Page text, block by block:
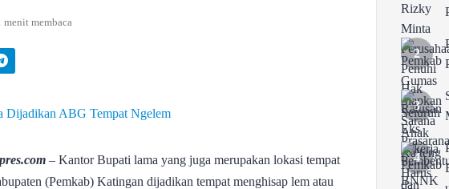
menit membaca
– Kantor Bupati lama yang juga merupakan lokasi tempat
(Pemkab) Katingan dijadikan tempat menghisap lem atau